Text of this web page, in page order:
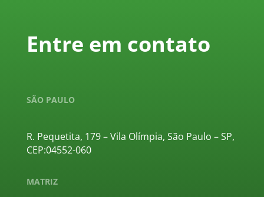
Entre em contato
SÃO PAULO
R. Pequetita, 179 – Vila Olímpia, São Paulo – SP,
CEP:04552-060
MATRIZ